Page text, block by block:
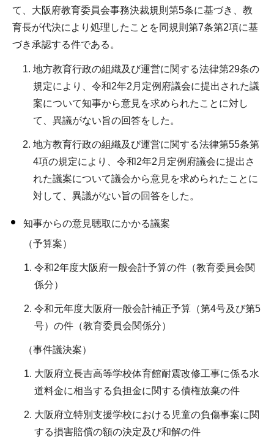
て、大阪府教育委員会事務決裁規則第5条に基づき、教
育長が代決により処理したことを同規則第7条第2項に基
づき承認する件である。
地方教育行政の組織及び運営に関する法律第29条の
規定により、令和2年2月定例府議会に提出された議
案について知事から意見を求められたことに対し
て、異議がない旨の回答をした。
地方教育行政の組織及び運営に関する法律第55条第
4項の規定により、令和2年2月定例府議会に提出さ
れた議案について議会から意見を求められたことに
対して、異議がない旨の回答をした。
知事からの意見聴取にかかる議案
（予算案）
令和2年度大阪府一般会計予算の件（教育委員会関
係分）
令和元年度大阪府一般会計補正予算（第4号及び第5
号）の件（教育委員会関係分）
（事件議決案）
大阪府立長吉高等学校体育館耐震改修工事に係る水
道料金に相当する負担金に関する債権放棄の件
大阪府立特別支援学校における児童の負傷事案に関
する損害賠償の額の決定及び和解の件